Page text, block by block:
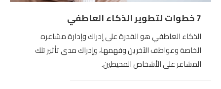
7 خطوات لتطوير الذكاء العاطفي
الذكاء العاطفي هو القدرة على إدراك وإدارة مشاعره
الخاصة وعواطف الآخرين وفهمها، وإدراك مدى تأثير تلك
المشاعر على الأشخاص المحيطين.